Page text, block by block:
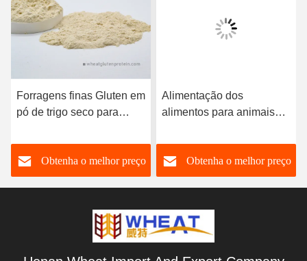
Forragens finas Gluten em
pó de trigo seco para
Obtenha o melhor preço
Alimentação dos
alimentos para animais
glúten em pó Alimentação
aquática / Alimentação
para animais de
Obtenha o melhor preço